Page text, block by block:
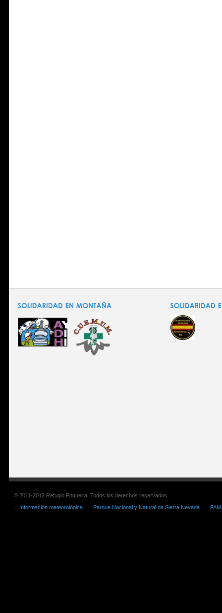
© 2011-2012 Refugio Poqueira. Todos los derechos reservados.
Información meteorológica
Parque Nacional y Natural de Sierra Nevada FAM